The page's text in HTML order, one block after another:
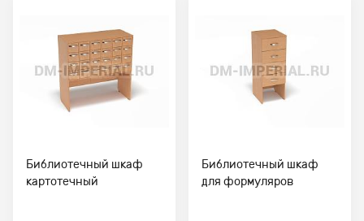
Библиотечный шкаф
картотечный
Библиотечный шкаф
для формуляров